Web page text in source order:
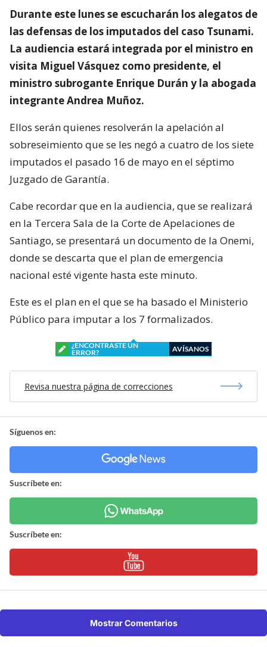
Durante este lunes se escucharán los alegatos de
las defensas de los imputados del caso Tsunami.
La audiencia estará integrada por el ministro en
visita Miguel Vásquez como presidente, el
ministro subrogante Enrique Durán y la abogada
integrante Andrea Muñoz.
Ellos serán quienes resolverán la apelación al
sobreseimiento que se les negó a cuatro de los siete
imputados el pasado 16 de mayo en el séptimo
Juzgado de Garantía.
Cabe recordar que en la audiencia, que se realizará
en la Tercera Sala de la Corte de Apelaciones de
Santiago, se presentará un documento de la Onemi,
donde se descarta que el plan de emergencia
nacional esté vigente hasta este minuto.
Este es el plan en el que se ha basado el Ministerio
Público para imputar a los 7 formalizados.
¿ENCONTRASTE UN
ERROR?
AVÍSANOS
Revisa nuestra página de correcciones
Síguenos en:
Suscríbete en:
Suscríbete en:
Mostrar Comentarios